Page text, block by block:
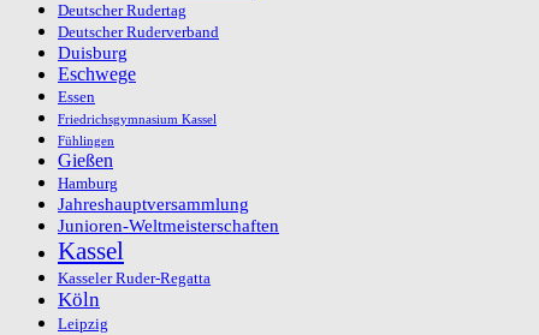
Deutscher Rudertag
Deutscher Ruderverband
Duisburg
Eschwege
Essen
Friedrichsgymnasium Kassel
Fühlingen
Gießen
Hamburg
Jahreshauptversammlung
Junioren-Weltmeisterschaften
Kassel
Kasseler Ruder-Regatta
Köln
Leipzig